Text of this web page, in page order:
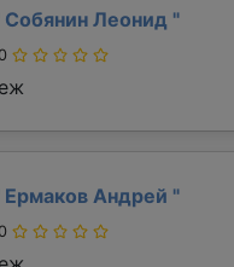
Собянин Леонид "
Ермаков Андрей "